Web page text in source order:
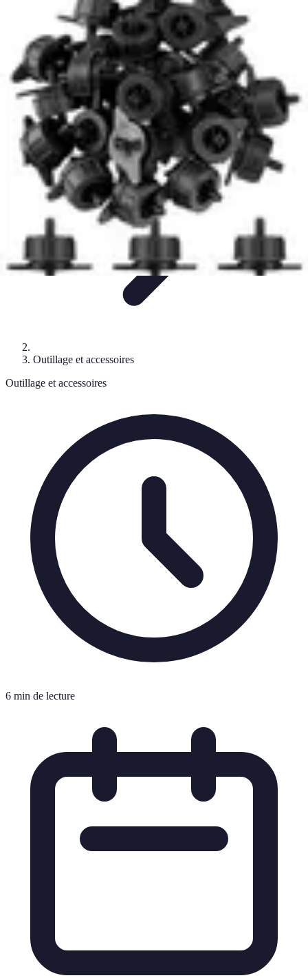
Système Irrigation
Maintenance Innovations en irrigation Installation et
RéglagesEntretien et Maintenance
Système Irrigation
Outillage et accessoires
Outillage et accessoires
6 min de lecture